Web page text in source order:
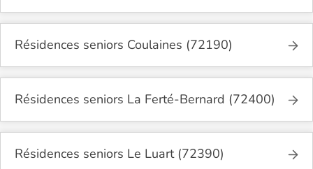
Résidences seniors Coulaines (72190)
Résidences seniors La Ferté-Bernard (72400)
Résidences seniors Le Luart (72390)